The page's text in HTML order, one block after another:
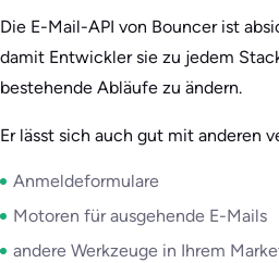
Die E-Mail-API von Bouncer ist
damit Entwickler sie zu jedem
bestehende Abläufe zu ändern.
Er lässt sich auch gut mit anderen
Anmeldeformulare
Motoren für ausgehende E-Mails
andere Werkzeuge in Ihrem